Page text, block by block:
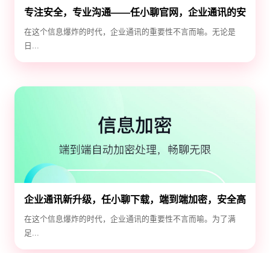
专注安全，专业沟通——任小聊官网，企业通讯的安
全守护神
在这个信息爆炸的时代，企业通讯的重要性不言而喻。无论是
日...
企业通讯新升级，任小聊下载，端到端加密，安全高
效！
在这个信息爆炸的时代，企业通讯的重要性不言而喻。为了满
足...